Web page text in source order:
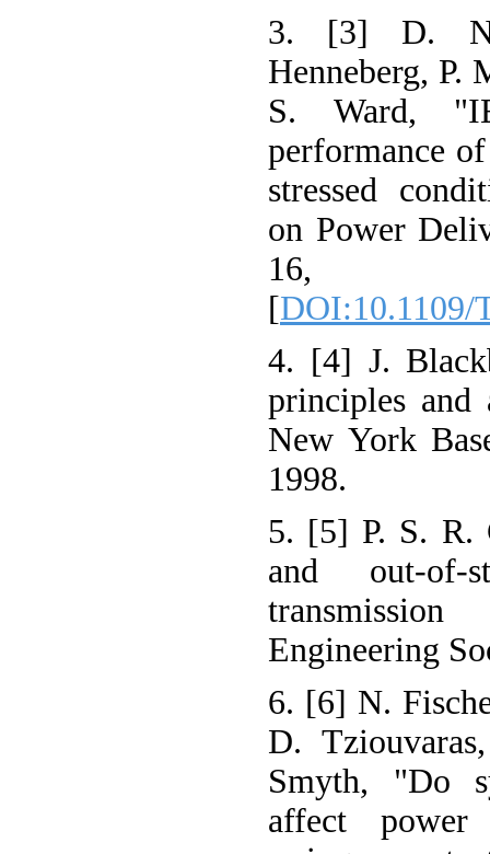
3. [3] D.
Henneberg, P.
S. Ward,
performance
stressed
on Power
16,
[DOI:10.1109/
4. [4] J.
principles and
New York
1998.
5. [5] P. S. R.
and out-of-
Engineering
6. [6] N.
D.
Smyth, "Do
affect power